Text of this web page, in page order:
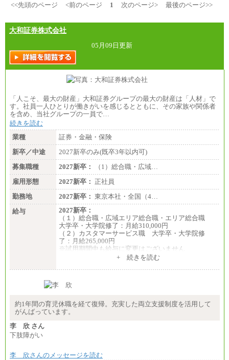
<<先頭のページ
<前のページ 1 次のページ> 最後のページ>>
大和証券株式会社
05月09日更新
「人こそ、最大の財産」大和証券グループの最大の財産は「人材」で
す。社員一人ひとりが働きがいを感じるとともに、その家族や関係者
を含め、当社グループの一員で…
続きを読む
業種
証券・金融・保険
新卒／中途
2027新卒のみ(既卒3年以内可)
募集職種
2027新卒：
（1）総合職・広域…
雇用形態
2027新卒： 正社員
勤務地
2027新卒： 東京本社・全国（4…
給与
2027新卒：
（１）総合職・広域エリア総合職・エリア総合職
大学卒・大学院修了：月給310,000円
（２）カスタマーサービス職 大学卒・大学院修
了：月給265,000円
※試用期間中も給与に変更はございません
+ 続きを読む
約1年間の育児休職を経て復帰。充実した両立支援制度を活用して
がんばっています。
李 欣 さん
下肢障がい
李 欣さんのメッセージを読む